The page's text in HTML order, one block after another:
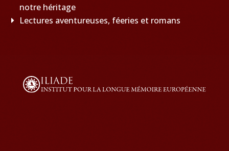
notre héritage
Lectures aventureuses, féeries et romans